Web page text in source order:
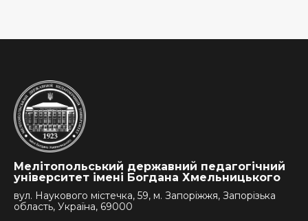
Мелітопольський державний педагогічний
університет імені Богдана Хмельницького
вул. Наукового містечка, 59, м. Запоріжжя, Запорізька
область, Україна, 69000